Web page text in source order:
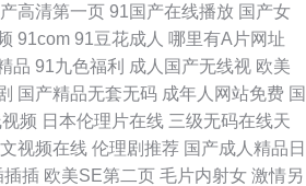
高清第一页 91国产在线播放 国产女
91com 91豆花成人 哪里有A片网址
品 91九色福利 成人国产无线视 欧美
国产精品无套无码 成年人网站免费 国
频 日本伦理片在线 三级无码在线天
视频在线 伦理剧推荐 国产成人精品日
插插 欧美SE第二页 毛片内射女 激情另